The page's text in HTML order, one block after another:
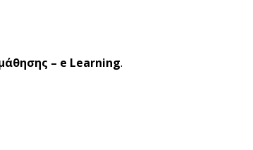
– e Learning.